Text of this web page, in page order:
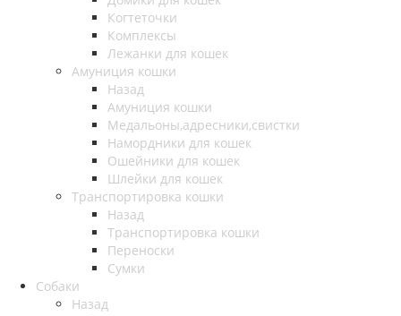
Когтеточки
Комплексы
Лежанки для кошек
Амуниция кошки
Назад
Амуниция кошки
Медальоны,адресники,свистки
Намордники для кошек
Ошейники для кошек
Шлейки для кошек
Транспортировка кошки
Назад
Транспортировка кошки
Переноски
Сумки
Собаки
Назад